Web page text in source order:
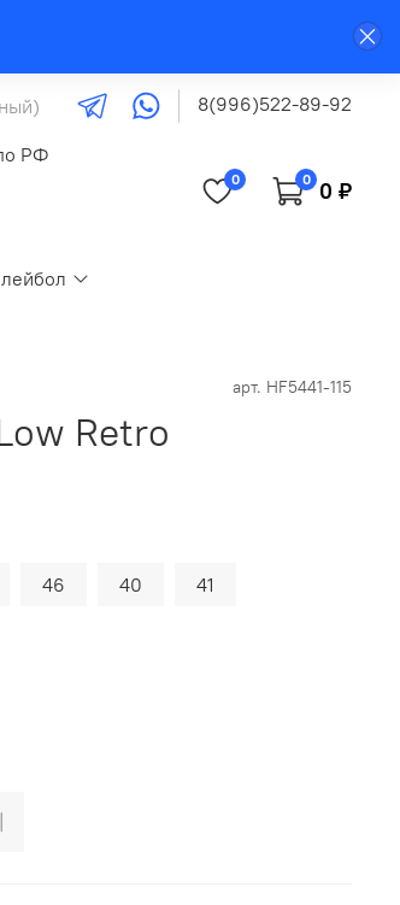
8(996)522-89-92
РФ
0 0 0 ₽
арт. HF5441-115
Retro
46 40 41